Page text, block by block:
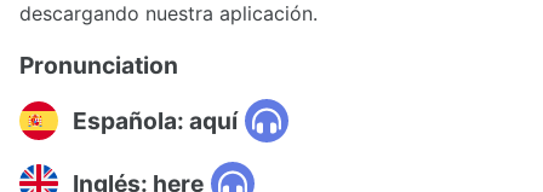
descargando nuestra aplicación.
Pronunciation
Española: aquí
Inglés: here